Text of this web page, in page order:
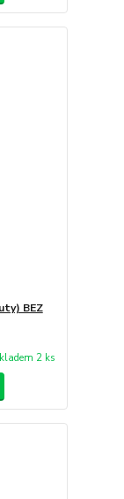
BEZ
2 ks